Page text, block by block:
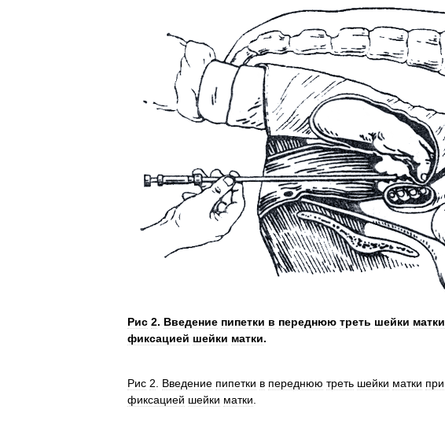
Рис 2. Введение пипетки в переднюю треть шейки матки
фиксацией шейки матки.
Рис 2 Введение пипетки в переднюю треть шейки матки при
фиксацией шейки матки